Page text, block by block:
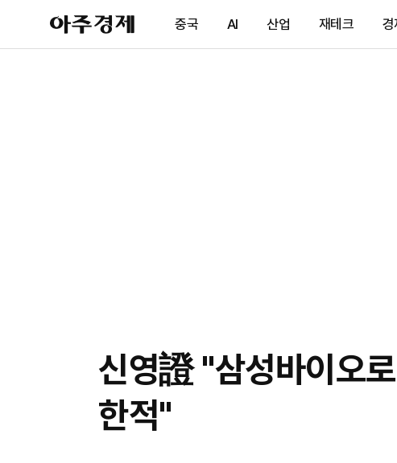
아
주
제
중국 AI 산업 재테크 경
신영證 "삼성바이오
한적"